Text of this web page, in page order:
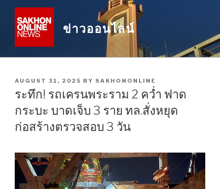
content
ข่าวออนไลน์
POSTED
AUGUST 31, 2025 BY SAKHONONLINE
ระทึก! รถเครนพระราม 2 คว่ำ ฟาด
กระบะ บาดเจ็บ 3 ราย ทล.สั่งหยุด
ก่อสร้างตรวจสอบ 3 วัน